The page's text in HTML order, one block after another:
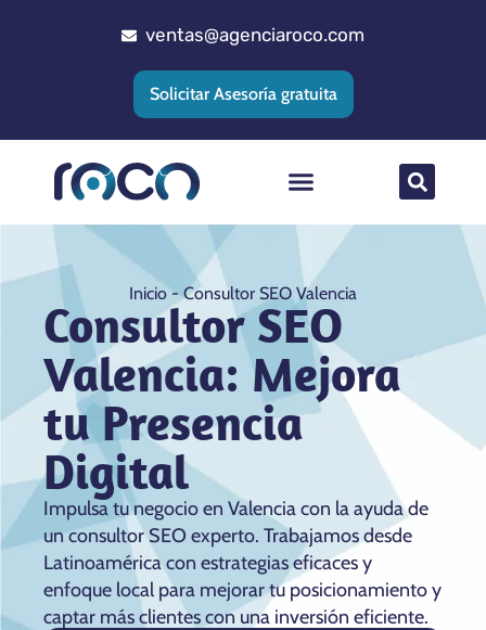
ventas@agenciaroco.com
Solicitar Asesoría gratuita
Inicio-Consultor SEO Valencia
Consultor SEO
Valencia: Mejora
tu Presencia
Digital
Impulsa tu negocio en Valencia con la ayuda de
un consultor SEO experto. Trabajamos desde
Latinoamérica con estrategias eficaces y
enfoque local para mejorar tu posicionamiento y
captar más clientes con una inversión eficiente.